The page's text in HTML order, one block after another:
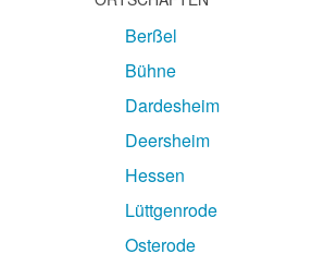
Berßel
Bühne
Dardesheim
Deersheim
Hessen
Lüttgenrode
Osterode